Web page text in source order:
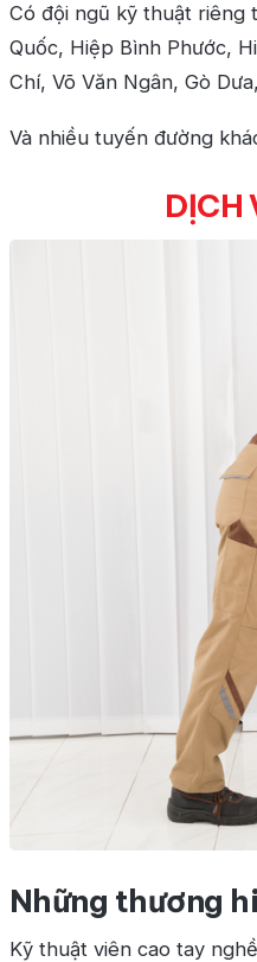
Có đội ngũ kỹ thuật riêng
Quốc, Hiệp Bình Phước,
Chí, Võ Văn Ngân, Gò
Và nhiều tuyến đường
DỊCH
Những thương
Kỹ thuật viên cao tay